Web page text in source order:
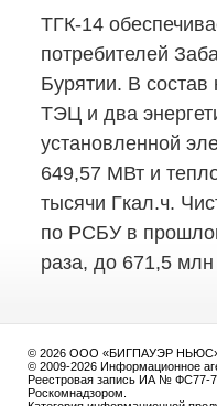
ТГК-14
потребителей
Бурятии. В
ТЭЦ и два
установленной
649,57 МВт и
тысячи Гкал.ч.
по РСБУ в
раза, до 671,5
© 2026 ООО «БИГПАУЭР
© 2009-2026 Информационное
Реестровая запись ИА № ФС77-
Роскомнадзором.